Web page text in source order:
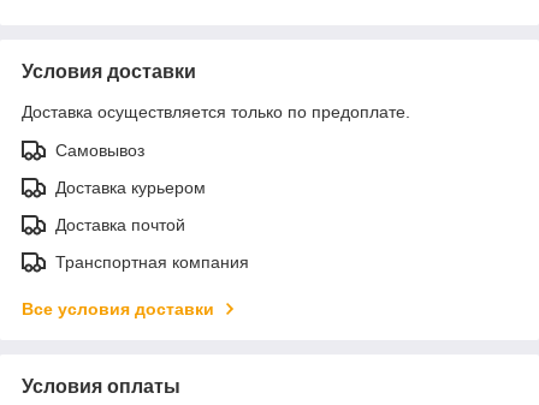
Условия доставки
Доставка осуществляется только по предоплате.
Самовывоз
Доставка курьером
Доставка почтой
Транспортная компания
Все условия доставки
Условия оплаты